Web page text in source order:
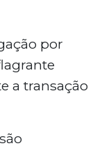
por
a transação